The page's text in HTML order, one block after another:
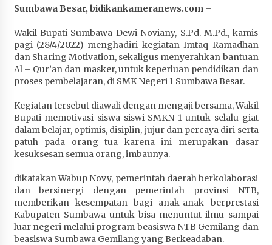
Pandangan Fraksi – Fraksi DPRD Sumbawa
4 minggu ago
Bupati Sumbawa Lepas 487 Atlet dari Berbagai
Cabor yang Akan Berjuang pada PORPROV XII
NTB 2026
4 minggu ago
BAZNAS Kabupaten Sumbawa Salurkan Bantuan
Program 100 Mustahik Per Desa di Desa Teluk
4 minggu ago
Dosen UTS Siap Kembangkan Inovasi Lewat
Pelatihan PDPP 2026 Bali
4 minggu ago
Sumbawa Besar, bidikankameranews.com–
Wakil Bupati Sumbawa Dewi Noviany, S.Pd. M.Pd., kamis
pagi (28/4/2022) menghadiri kegiatan Imtaq Ramadhan
dan Sharing Motivation, sekaligus menyerahkan bantuan
Al – Qur’an dan masker, untuk keperluan pendidikan dan
proses pembelajaran, di SMK Negeri 1 Sumbawa Besar.
Kegiatan tersebut diawali dengan mengaji bersama, Wakil
Bupati memotivasi siswa-siswi SMKN 1 untuk selalu giat
dalam belajar, optimis, disiplin, jujur dan percaya diri serta
patuh pada orang tua karena ini merupakan dasar
kesuksesan semua orang, imbaunya.
dikatakan Wabup Novy, pemerintah daerah berkolaborasi
dan bersinergi dengan pemerintah provinsi NTB,
memberikan kesempatan bagi anak-anak berprestasi
Kabupaten Sumbawa untuk bisa menuntut ilmu sampai
luar negeri melalui program beasiswa NTB Gemilang dan
beasiswa Sumbawa Gemilang yang Berkeadaban.